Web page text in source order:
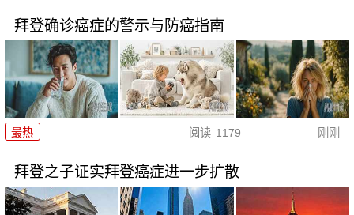
拜登确诊癌症的警示与防癌指南
最热 阅读 1179 刚刚
拜登之子证实拜登癌症进一步扩散